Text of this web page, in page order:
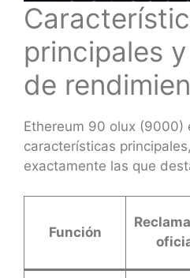
principales
de
Ethereum 90 olux (9000)
características
exactamente las que
Función